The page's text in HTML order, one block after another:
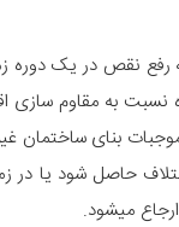
رفع نقص در یک
به مقاوم سازی
بنای ساختمان
حاصل شود یا در
میشود.